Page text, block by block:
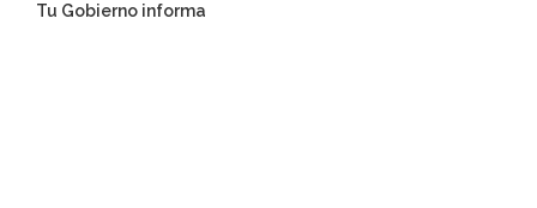
Tu Gobierno informa